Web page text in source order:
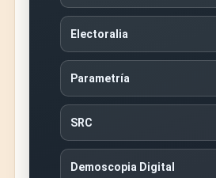
Electoralia
Parametría
SRC
Demoscopia Digital